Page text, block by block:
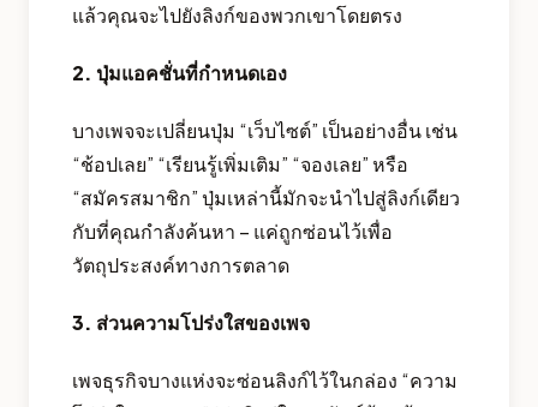
แล้วคุณจะไปยังลิงก์ของพวกเขาโดยตรง
2. ปุ่มแอคชั่นที่กำหนดเอง
บางเพจจะเปลี่ยนปุ่ม “เว็บไซต์” เป็นอย่างอื่น เช่น
“ช้อปเลย” “เรียนรู้เพิ่มเติม” “จองเลย” หรือ
“สมัครสมาชิก” ปุ่มเหล่านี้มักจะนำไปสู่ลิงก์เดียว
กับที่คุณกำลังค้นหา – แค่ถูกซ่อนไว้เพื่อ
วัตถุประสงค์ทางการตลาด
3. ส่วนความโปร่งใสของเพจ
เพจธุรกิจบางแห่งจะซ่อนลิงก์ไว้ในกล่อง “ความ